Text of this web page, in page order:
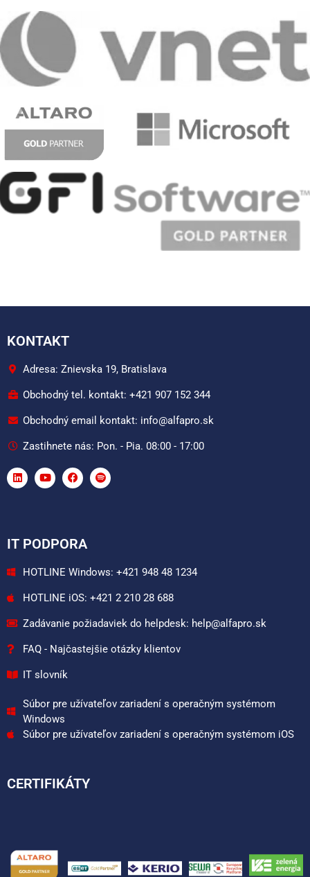
KONTAKT
Adresa: Znievska 19, Bratislava
Obchodný tel. kontakt: +421 907 152 344
Obchodný email kontakt: info@alfapro.sk
Zastihnete nás: Pon. - Pia. 08:00 - 17:00
IT PODPORA
HOTLINE Windows: +421 948 48 1234
HOTLINE iOS: +421 2 210 28 688
Zadávanie požiadaviek do helpdesk: help@alfapro.sk
FAQ - Najčastejšie otázky klientov
IT slovník
Súbor pre užívateľov zariadení s operačným systémom
Windows
Súbor pre užívateľov zariadení s operačným systémom iOS
CERTIFIKÁTY